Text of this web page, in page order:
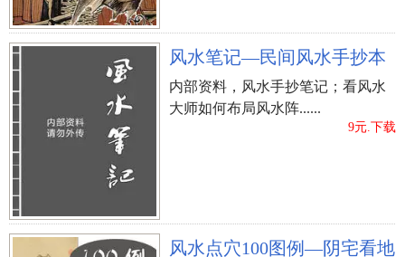
材等吸音较好的材料，以取得书房宁静的效果。书
房是陶冶情操、修身养性的幽谷，一般陈设有写字
台、电脑操作台、书柜、坐椅等。写字台和坐椅形
状要精心设计，做到坐姿合理舒适，操作方便自
然。 书房门风水讲究----书房睁竖门正对大门不好
书房门正对大门不好，从风水学角度来讲是“穿
心”，有违规。书房门正对大门，从大门可直接看到
书房家具布置的情景，容易影响到在书房里的人，
扰乱人体内气的流通使人容易焦躁不安和紧张，不
利带州于学习、工作。如果采取措施错开，只要不
风水笔记—民间风水手抄本
内部资料，风水手抄笔记；看风水
大师如何布局风水阵......
9元.下载
风水点穴100图例—阴宅看地